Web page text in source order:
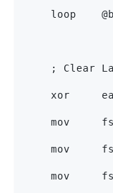
    loop    @b
; Clear
xor
mov
mov
mov